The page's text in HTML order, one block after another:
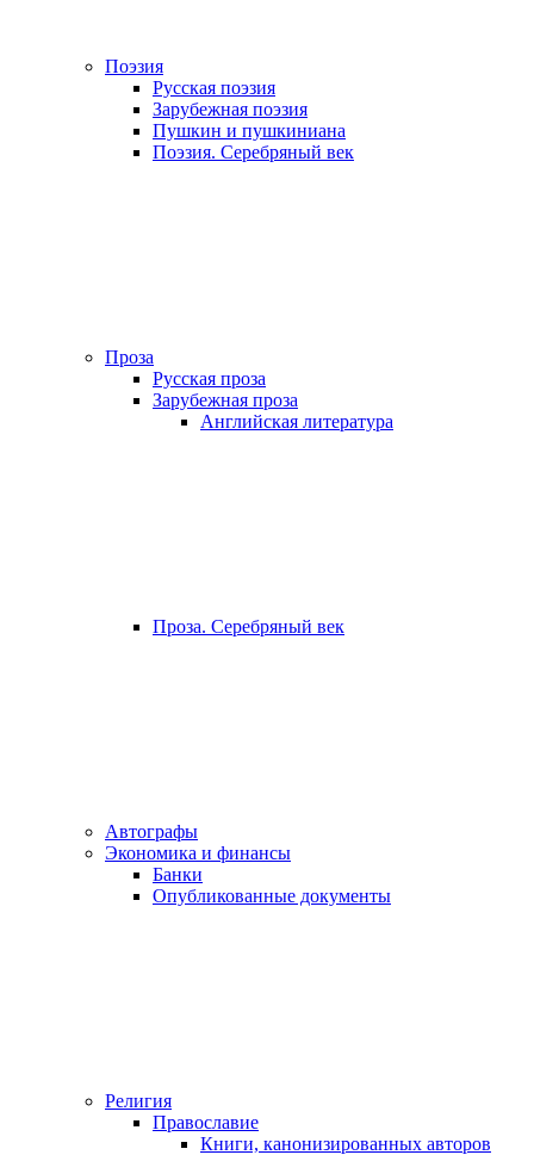
Поэзия
Русская поэзия
Зарубежная поэзия
Пушкин и пушкиниана
Поэзия. Серебряный век
Проза
Русская проза
Зарубежная проза
Английская литература
Проза. Серебряный век
Автографы
Экономика и финансы
Банки
Опубликованные документы
Религия
Православие
Книги, канонизированных авторов